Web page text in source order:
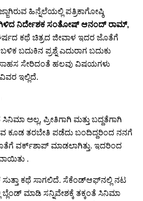
ಹಿನ್ನೆಲೆಯಲ್ಲಿ ಪತ್ರಿಕಾಗೋಷ್ಠಿ
ನಿರ್ದೇಶಕ ಸಂತೋಷ್ ಆನಂದ್ ರಾಮ್,
ಕಥೆ ಚಿತ್ರದ ಜೀವಾಳ ಇದರ ಜೊತೆಗೆ
ಬದುಕಿನ ಪ್ರಶ್ನೆ ಎದುರಾಗ ಬದುಕು
ಸೇರಿದಂತೆ ಹಲವು ವಿಷಯಗಳು
ಇಲ್ಲಿದೆ.
ಅಲ್ಲ, ಪ್ರೀತಿಗಾಗಿ ಮತ್ತು ಬದ್ದತೆಗಾಗಿ
ತರಬೇತಿ ಪಡೆದು ಬಂದಿದ್ದರಿಂದ ನನಗೆ
ವರ್ಕ್‍ಶಾಪ್ ಮಾಡಲಾಗಿತ್ತು. ಇದರಿಂದ
.
ಕಥೆ ಸಾಗಲಿದೆ. ಸೆಕೆಂಡ್‍ಆಫ್‍ನಲ್ಲಿ ನಟ
ಮಾಡಿ ಸನ್ನಿವೇಶಕ್ಕೆ ತಕ್ಕಂತೆ ಸಿನಿಮಾ